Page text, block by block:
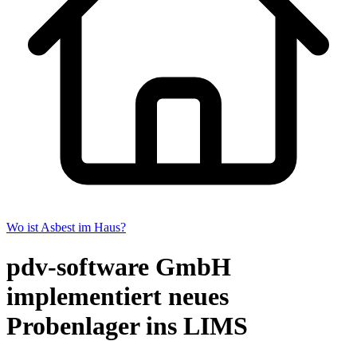
Wo ist Asbest im Haus?
pdv-software GmbH
implementiert neues
Probenlager ins LIMS